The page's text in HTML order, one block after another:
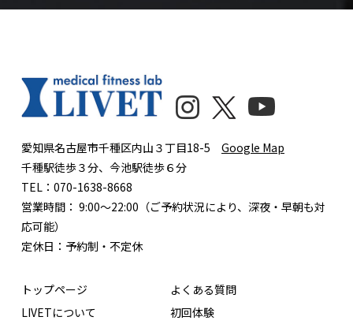
愛知県名古屋市千種区内山３丁目18-5 Google Map
千種駅徒歩３分、今池駅徒歩６分
TEL：070-1638-8668
営業時間： 9:00〜22:00（ご予約状況により、深夜・早朝も対
応可能）
定休日：予約制・不定休
トップページ
LIVETについて
よくある質問
初回体験